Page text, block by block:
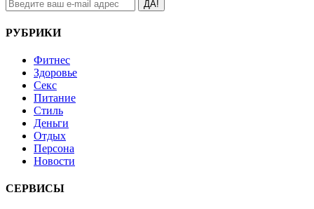
ДА!
РУБРИКИ
Фитнес
Здоровье
Секс
Питание
Стиль
Деньги
Отдых
Персона
Новости
СЕРВИСЫ